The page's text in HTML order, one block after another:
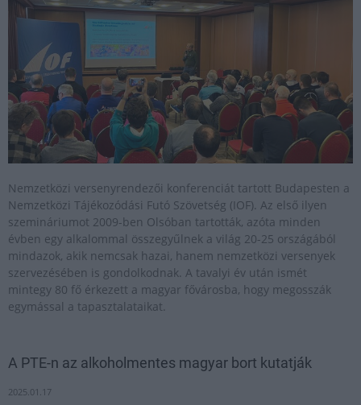
Nemzetközi versenyrendezői konferenciát tartott Budapesten a
Nemzetközi Tájékozódási Futó Szövetség (IOF). Az első ilyen
szemináriumot 2009-ben Olsóban tartották, azóta minden
évben egy alkalommal összegyűlnek a világ 20-25 országából
mindazok, akik nemcsak hazai, hanem nemzetközi versenyek
szervezésében is gondolkodnak. A tavalyi év után ismét
mintegy 80 fő érkezett a magyar fővárosba, hogy megosszák
egymással a tapasztalataikat.
A PTE-n az alkoholmentes magyar bort kutatják
2025.01.17